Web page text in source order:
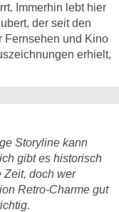
Immerhin lebt hier
der seit den
Fernsehen und Kino
erhielt,
Storyline kann
gibt es historisch
Zeit, doch wer
Retro-Charme gut